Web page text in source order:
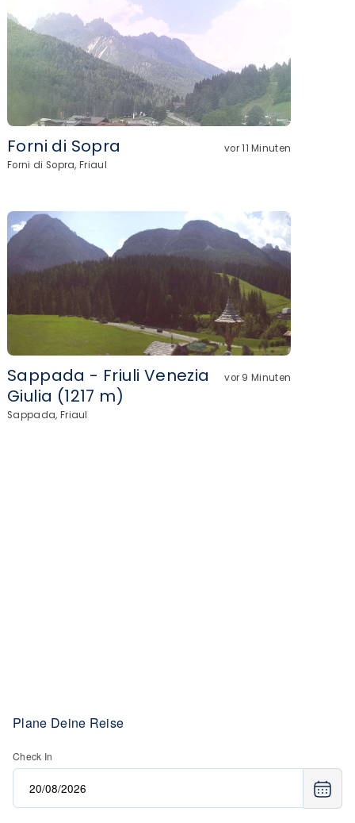
Forni di Sopra
vor 11 Minuten
Forni di Sopra, Friaul
Sappada - Friuli Venezia
Giulia (1217 m)
vor 9 Minuten
Sappada, Friaul
Plane Deine Reise
Check In